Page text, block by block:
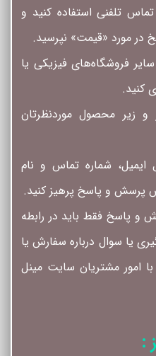
تلفنی استفاده کنید و
مورد «قیمت» نپرسید.
فروشگاه‌های فیزیکی یا
کنید.
زیر محصول موردنظرتان
شماره تماس و نام
پرسش و پاسخ پرهیز کنید.
و پاسخ فقط باید در رابطه
یا سوال درباره سفارش یا
امور مشتریان سایت مینل
: